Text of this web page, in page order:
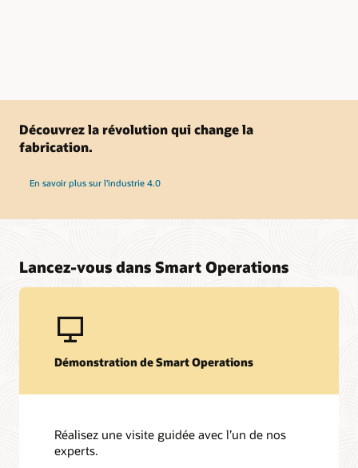
Découvrez la révolution qui change la
fabrication.
En savoir plus sur l'industrie 4.0
Lancez-vous dans Smart Operations
Démonstration de Smart Operations
Réalisez une visite guidée avec l’un de nos
experts.